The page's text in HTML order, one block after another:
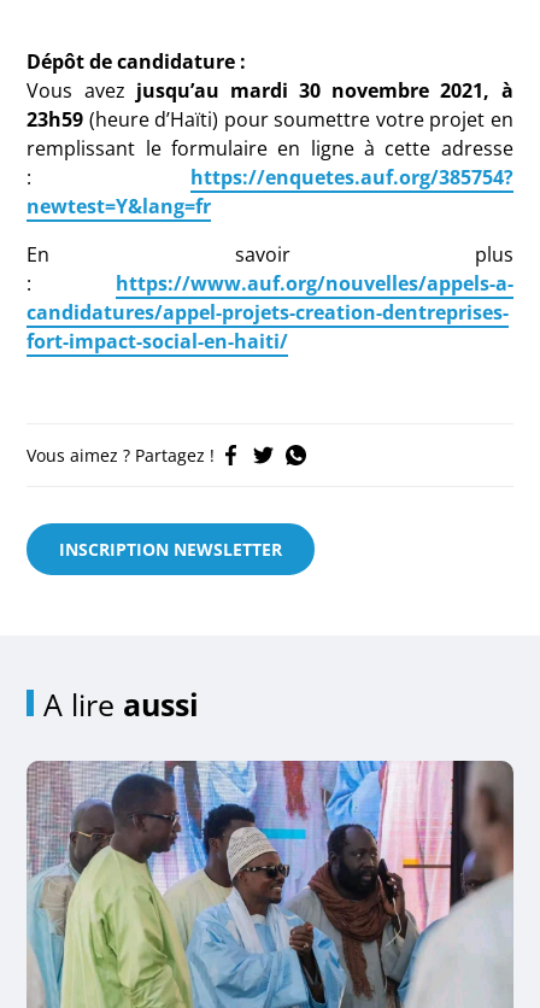
Dépôt de candidature :
Vous avez jusqu’au mardi 30 novembre 2021, à
23h59 (heure d’Haïti) pour soumettre votre projet en
remplissant le formulaire en ligne à cette adresse
: https://enquetes.auf.org/385754?
newtest=Y&lang=fr
En savoir plus
: https://www.auf.org/nouvelles/appels-a-
candidatures/appel-projets-creation-dentreprises-
fort-impact-social-en-haiti/
Vous aimez ? Partagez !
INSCRIPTION NEWSLETTER
A lire aussi